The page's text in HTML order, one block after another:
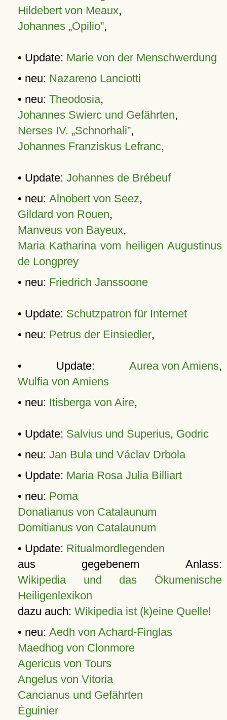
Hildebert von Meaux,
Johannes „Opilio”,
• Update: Marie von der Menschwerdung
• neu: Nazareno Lanciotti
• neu: Theodosia,
Johannes Swierc und Gefährten,
Nerses IV. „Schnorhali”,
Johannes Franziskus Lefranc,
• Update: Johannes de Brébeuf
• neu: Alnobert von Seez,
Gildard von Rouen,
Manveus von Bayeux,
Maria Katharina vom heiligen Augustinus
de Longprey
• neu: Friedrich Janssoone
• Update: Schutzpatron für Internet
• neu: Petrus der Einsiedler,
• Update: Aurea von Amiens,
Wulfia von Amiens
• neu: Itisberga von Aire,
• Update: Salvius und Superius, Godric
• neu: Jan Bula und Václav Drbola
• Update: Maria Rosa Julia Billiart
• neu: Poma
Donatianus von Catalaunum
Domitianus von Catalaunum
• Update: Ritualmordlegenden
aus gegebenem Anlass:
Wikipedia und das Ökumenische
Heiligenlexikon
dazu auch: Wikipedia ist (k)eine Quelle!
• neu: Aedh von Achard-Finglas
Maedhog von Clonmore
Agericus von Tours
Angelus von Vitoria
Cancianus und Gefährten
Éguinier